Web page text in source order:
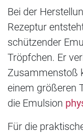
Bei der
Rezeptur
schützender
Tröpfchen. Er
Zusammenstoß
einem größeren
die Emulsion
Für die